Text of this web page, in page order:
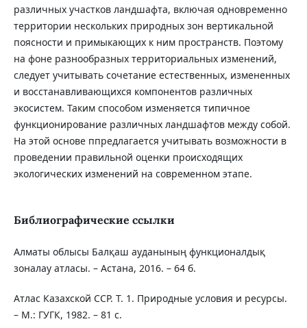
различных участков ландшафта, включая одновременно
территории нескольких природных зон вертикальной
поясности и примыкающих к ним пространств. Поэтому
на фоне разнообразных территориальных изменений,
следует учитывать сочетание естественных, измененных
и восстанавливающихся компонентов различных
экосистем. Таким способом изменяется типичное
функционирование различных ландшафтов между собой.
На этой основе ппредлагается учитывать возможности в
проведении правильной оценки происходящих
экологических изменений на современном этапе.
Библиографические ссылки
Алматы облысы Балқаш ауданының функционалдық
зоналау атласы. – Астана, 2016. – 64 б.
Атлас Казахской ССР. Т. 1. Природные условия и ресурсы.
– М.: ГУГК, 1982. – 81 с.